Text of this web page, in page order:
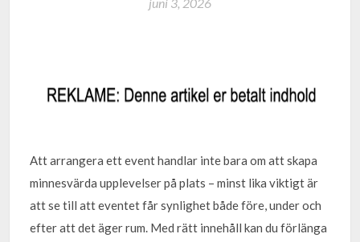
Att arrangera ett event handlar inte bara om att skapa
minnesvärda upplevelser på plats – minst lika viktigt är
att se till att eventet får synlighet både före, under och
efter att det äger rum. Med rätt innehåll kan du förlänga